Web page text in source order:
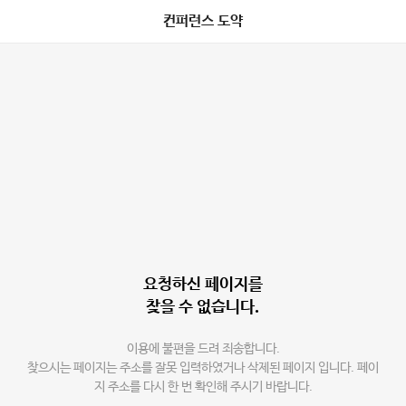
컨퍼런스 도약
요청하신 페이지를
찾을 수 없습니다.
이용에 불편을 드려 죄송합니다.
찾으시는 페이지는 주소를 잘못 입력하였거나 삭제된 페이지 입니다. 페이
지 주소를 다시 한 번 확인해 주시기 바랍니다.